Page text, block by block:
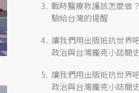
戰時醫療救護該怎麼做
驗給台灣的提醒
讓我們用出版抵抗世界
政治與台灣龐克小誌簡史
讓我們用出版抵抗世界
政治與台灣龐克小誌簡史